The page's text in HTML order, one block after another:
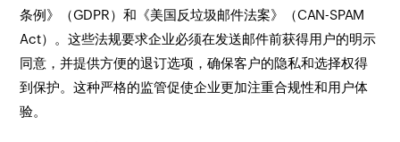
条例》（GDPR）和《美国反垃圾邮件法案》（CAN-SPAM
Act）。这些法规要求企业必须在发送邮件前获得用户的明示
同意，并提供方便的退订选项，确保客户的隐私和选择权得
到保护。这种严格的监管促使企业更加注重合规性和用户体
验。